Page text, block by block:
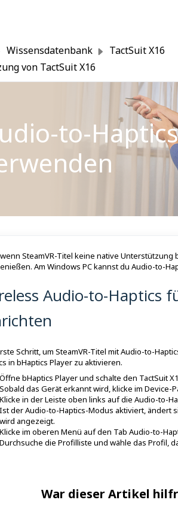
Wissensdatenbank
TactSuit X16
von TactSuit X16
to-
SteamVR-Titel keine native
Am Windows PC kannst du Audio-to-
Audio-to-Haptics
Schritt, um SteamVR-Titel mit Audio-to-
in bHaptics Player zu aktivieren.
Öffne bHaptics Player und schalte den TactSuit
Sobald das Gerät erkannt wird, klicke im Device-
Klicke in der Leiste oben links auf die Audio-to-
Ist der Audio-to-Haptics-Modus aktiviert, ändert
wird angezeigt.
Klicke im oberen Menü auf den Tab Audio-to-
Durchsuche die Profilliste und wähle das Profil,
War dieser Artikel